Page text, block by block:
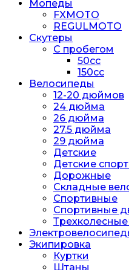
Мопеды
FXMOTO
REGULMOTO
Скутеры
С пробегом
50cc
150cc
Велосипеды
12-20 дюймов
24 дюйма
26 дюйма
27.5 дюйма
29 дюйма
Детские
Детские
Дорожные
Складные
Спортивные
Спортивные
Экипировка
Куртки
Штаны